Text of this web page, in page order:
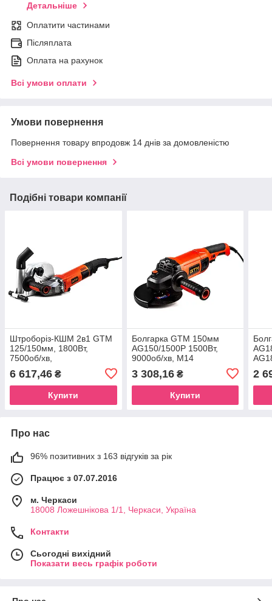
Детальніше
Оплатити частинами
Післяплата
Оплата на рахунок
Всі умови оплати
Умови повернення
Повернення товару впродовж 14 днів за домовленістю
Всі умови повернення
Подібні товари компанії
Штроборіз-КШМ 2в1 GTM
125/150мм, 1800Вт,
7500об/хв,
штроба-35/30мм, плавний
пуск
6 617,46 ₴
Купити
Болгарка GTM 150мм
AG150/1500P 1500Вт,
9000об/хв, М14
3 308,16₴
Купити
2
Про нас
96% позитивних з 163 відгуків за рік
Працює з 07.07.2016
м. Черкаси
18008 Ложешнікова 1/1, Черкаси, Україна
Контакти
Сьогодні вихідний
Показати весь графік роботи